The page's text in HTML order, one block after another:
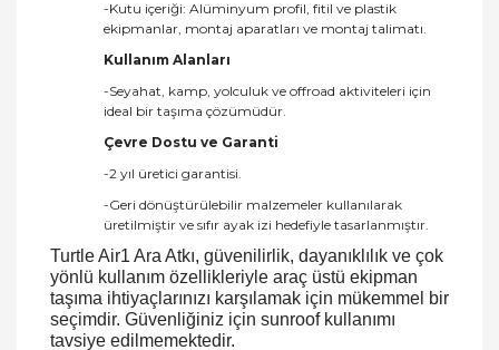
-Kutu içeriği: Alüminyum profil, fitil ve plastik
ekipmanlar, montaj aparatları ve montaj talimatı.
Kullanım Alanları
-Seyahat, kamp, yolculuk ve offroad aktiviteleri için
ideal bir taşıma çözümüdür.
Çevre Dostu ve Garanti
-2 yıl üretici garantisi.
-Geri dönüştürülebilir malzemeler kullanılarak
üretilmiştir ve sıfır ayak izi hedefiyle tasarlanmıştır.
Turtle Air1 Ara Atkı, güvenilirlik, dayanıklılık ve çok
yönlü kullanım özellikleriyle araç üstü ekipman
taşıma ihtiyaçlarınızı karşılamak için mükemmel bir
seçimdir. Güvenliğiniz için sunroof kullanımı
tavsiye edilmemektedir.